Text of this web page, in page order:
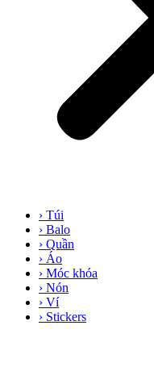
› Túi
› Balo
› Quần
› Áo
› Móc khóa
› Nón
› Ví
› Stickers